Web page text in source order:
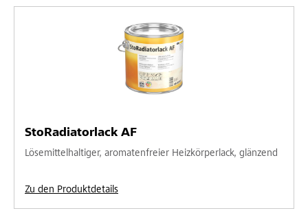
StoRadiatorlack AF
Lösemittelhaltiger, aromatenfreier Heizkörperlack, glänzend
Zu den Produktdetails